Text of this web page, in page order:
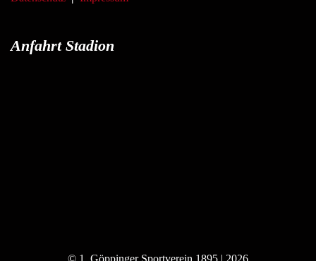
Anfahrt Stadion
© 1. Göppinger Sportverein 1895 | 2026